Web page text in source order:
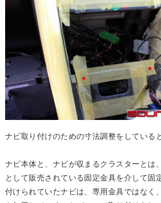
ナビ取り付けのための寸法調整をしている
ナビ本体と、ナビが収まるクラスターとは
として販売されている固定金具を介して固
付けられていたナビは、専用金具ではなく